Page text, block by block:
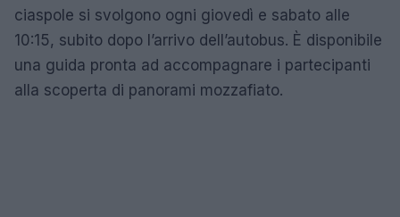
ciaspole si svolgono ogni giovedì e sabato alle
10:15, subito dopo l’arrivo dell’autobus. È disponibile
una guida pronta ad accompagnare i partecipanti
alla scoperta di panorami mozzafiato.